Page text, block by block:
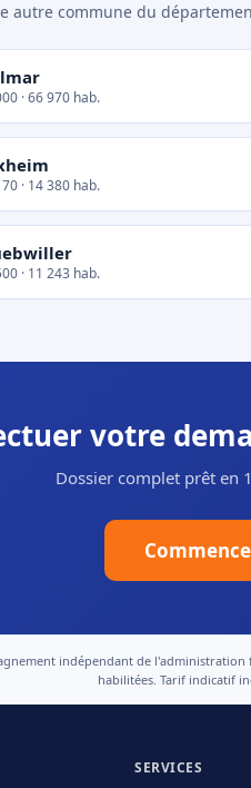
autre commune du
· 66 970 hab.
· 14 380 hab.
· 11 243 hab.
votre
Dossier complet prêt en
indépendant de
habilitées. Tarif indicatif
SERVICES